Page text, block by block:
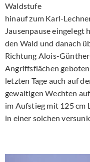
Waldstufe
hinauf zum Karl-
Jausenpause eingelegt
den Wald und danach
Richtung Alois-
Angriffsflächen
letzten Tage auch auf
gewaltigen Wechten
im Aufstieg mit 125 cm
in einer solchen